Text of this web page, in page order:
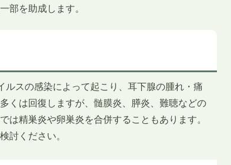
部を助成します。
スの感染によって起こり、耳下腺の腫れ・痛
くは回復しますが、髄膜炎、膵炎、難聴などの
精巣炎や卵巣炎を合併することもあります。
討ください。